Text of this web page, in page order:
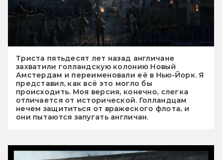
Триста пятьдесят лет назад англичане
захватили голландскую колонию Новый
Амстердам и переименовали её в Нью-Йорк. Я
представил, как всё это могло бы
происходить. Моя версия, конечно, слегка
отличается от исторической. Голландцам
нечем защититься от вражеского флота, и
они пытаются запугать англичан.